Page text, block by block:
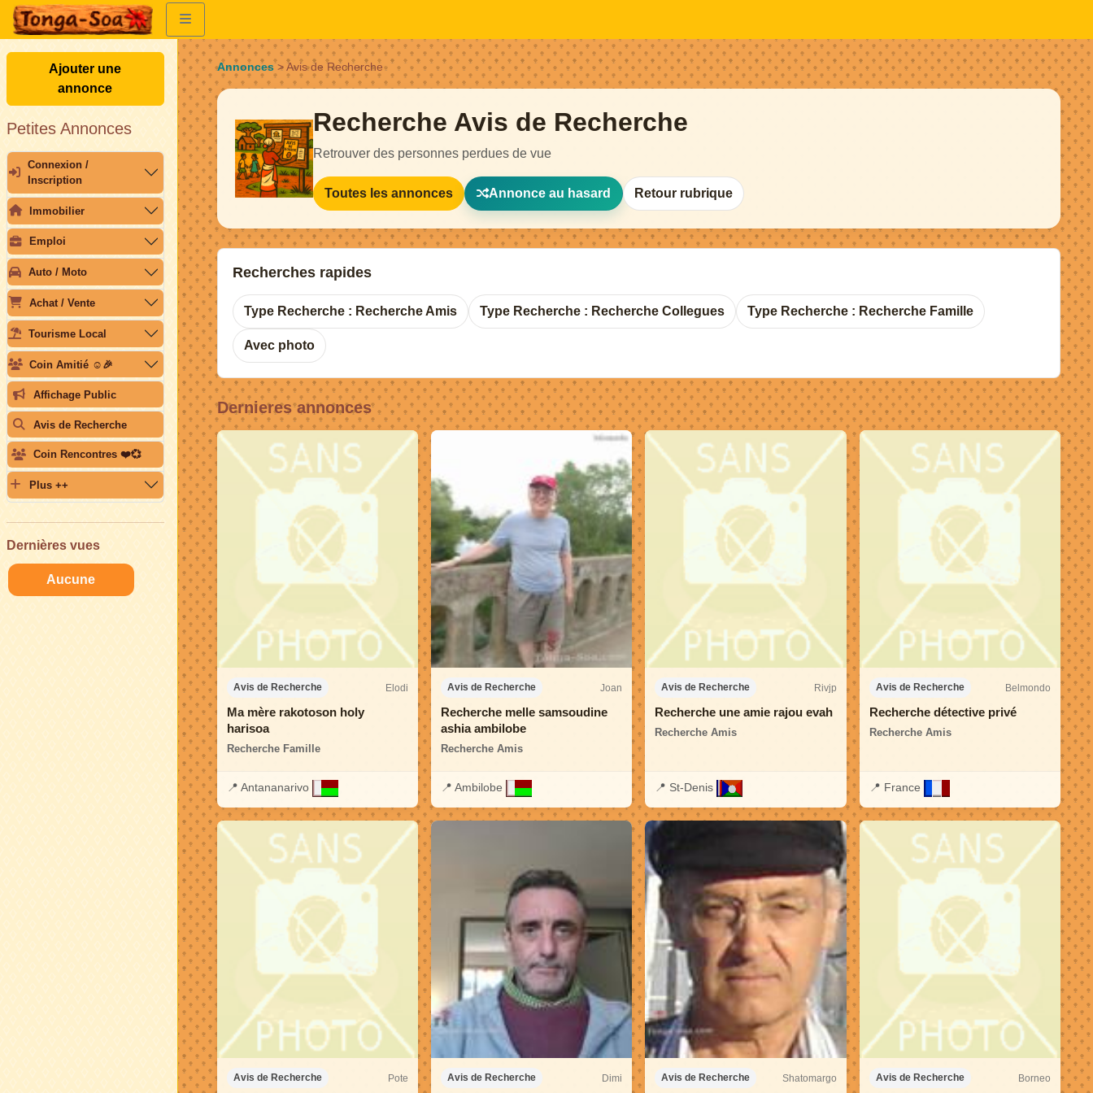
Ajouter une
annonce
Petites Annonces
Connexion /
Inscription
Immobilier
Emploi
Auto / Moto
Achat / Vente
Tourisme Local
Coin Amitié ☺️🎉
Affichage Public
Avis de Recherche
Coin Rencontres ❤️💞
Plus ++
Dernières vues
Aucune
Annonces >Avis de Recherche
Recherche Avis de Recherche
Retrouver des personnes perdues de vue
Toutes les annonces Annonce au hasard Retour rubrique
Recherches rapides
Type Recherche : Recherche Amis Type Recherche : Recherche Collegues Type Recherche : Recherche Famille
Avec photo
Dernieres annonces
Avis de Recherche Elodi
Ma mère rakotoson holy
harisoa
Recherche Famille
📍 Antananarivo
Avis de Recherche Joan
Recherche melle samsoudine
ashia ambilobe
Recherche Amis
📍 Ambilobe
Avis de Recherche Rivjp
Recherche une amie rajou evah
Recherche Amis
📍 St-Denis
Avis de Recherche Belmondo
Recherche détective privé
Recherche Amis
📍 France
Avis de Recherche Pote Avis de Recherche Dimi Avis de Recherche Shatomargo Avis de Recherche Borneo